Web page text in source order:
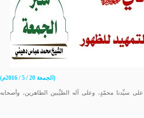
(الجمعة 20 / 5 / 2016م)
سيِّدنا محمّدٍ، وعلى آله الطيِّبين الطاهرين، وأصحابه